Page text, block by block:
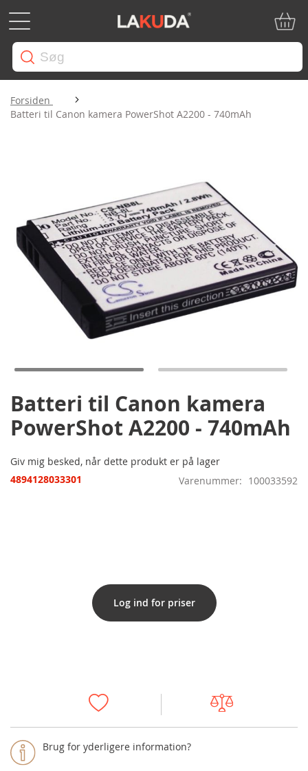
Forsiden
Batteri til Canon kamera PowerShot A2200 - 740mAh
Batteri til Canon kamera
PowerShot A2200 - 740mAh
Giv mig besked, når dette produkt er på lager
Brug for yderligere information?
4894128033301 Varenummer 100033592
Log ind for priser
billedgalleriet